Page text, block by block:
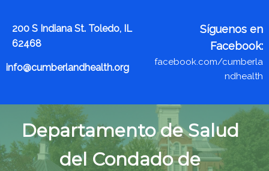
200 S Indiana St. Toledo, IL
62468
info@cumberlandhealth.org
Síguenos en
Facebook:
facebook.com/cumberla
ndhealth
Departamento de Salud
del Condado de